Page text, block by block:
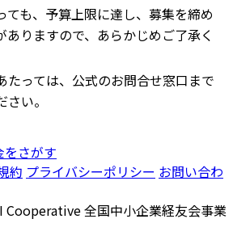
ても、予算上限に達し、募集を締め
ありますので、あらかじめご了承く
たっては、公式のお問合せ窓口まで
い。
をさがす
約 プライバシーポリシー お問い合わ
Cooperative全国中小企業経友会事業